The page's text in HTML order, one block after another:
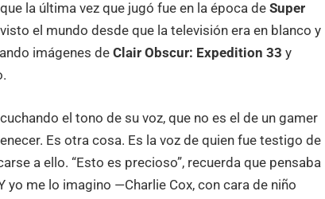
la última vez que jugó fue en la época deSuper
el mundo desde que la televisión era en blanco y
imágenes deClair Obscur: Expedition 33 y
el tono de su voz, que no es el de un gamer
Es otra cosa. Es la voz de quien fue testigo de
a ello. “Esto es precioso”, recuerda que pensaba
me lo imagino —Charlie Cox, con cara de niño